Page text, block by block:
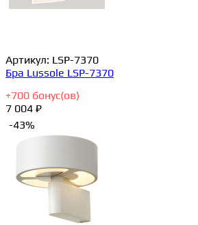
Артикул: LSP-7370
Бра Lussole LSP-7370
+700 бонус(ов)
7 004 ₽
-43%